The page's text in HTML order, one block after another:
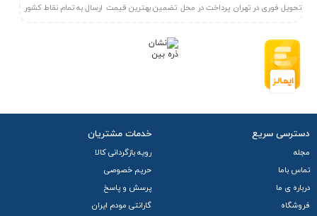
تحویل فوری در تهران پرداخت در محل تضمین بهترین قیمت ارسال به تمام نقاط کشور
دسترسی سریع
مجله
تماس باما
درباره ی ما
فروشگاه
خدمات مشتریان
رویه بازگردانی کالا
حریم خصوصی
پرسش و پاسخ
گارانتی مودم ایران